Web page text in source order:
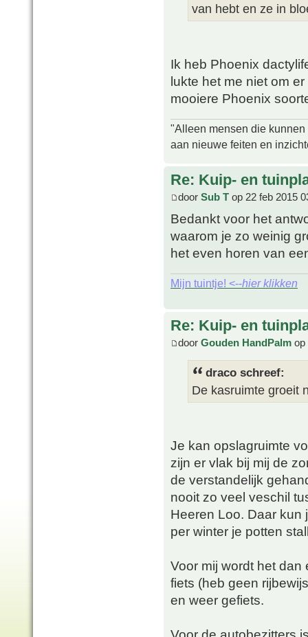
van hebt en ze in
Ik heb Phoenix
lukte het me niet om
mooiere Phoenix
"Alleen mensen die
aan nieuwe feiten en
Re: Kuip- en
door Sub T op 22 feb 2015
Bedankt voor het
waarom je zo weinig
het even horen van
Mijn tuintje! <--hier klikken
Re: Kuip- en
door Gouden HandPalm op
draco schreef:
De kasruimte groeit
Je kan opslagruimte
zijn er vlak bij mij de
de verstandelijk
nooit zo veel veschil
Heeren Loo. Daar kun
per winter je potten
Voor mij wordt het
fiets (heb geen
en weer gefiets.